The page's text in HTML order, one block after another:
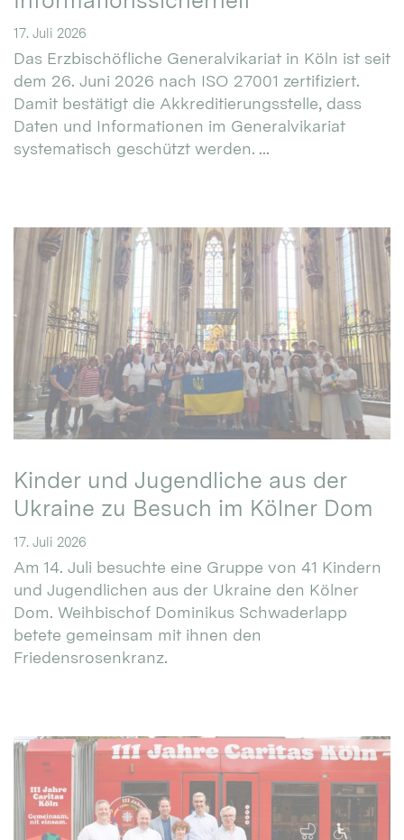
17. Juli 2026
Das Erzbischöfliche Generalvikariat in Köln ist seit
dem 26. Juni 2026 nach ISO 27001 zertifiziert.
Damit bestätigt die Akkreditierungsstelle, dass
Daten und Informationen im Generalvikariat
systematisch geschützt werden. ...
Kinder und Jugendliche aus der
Ukraine zu Besuch im Kölner Dom
17. Juli 2026
Am 14. Juli besuchte eine Gruppe von 41 Kindern
und Jugendlichen aus der Ukraine den Kölner
Dom. Weihbischof Dominikus Schwaderlapp
betete gemeinsam mit ihnen den
Friedensrosenkranz.